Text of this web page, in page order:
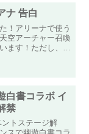
る...
ナ 告白
！アリーナで使う
空アーチャー召喚
ます！ただし、対
白書コラボ イ
禁
トステージ解